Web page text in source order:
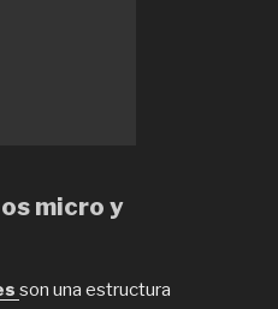
os micro y
son una estructura